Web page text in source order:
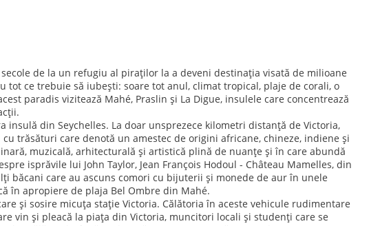
de la un refugiu al piraților la a deveni destinația visată de milioane
tot ce trebuie să iubești: soare tot anul, climat tropical, plaje de corali, o
paradis vizitează Mahé, Praslin și La Digue, insulele care concentrează
din Seychelles. La doar unsprezece kilometri distanță de Victoria,
trăsături care denotă un amestec de origini africane, chineze, indiene și
muzicală, arhitecturală și artistică plină de nuanțe și în care abundă
isprăvile lui John Taylor, Jean François Hodoul - Château Mamelles, din
băcani care au ascuns comori cu bijuterii și monede de aur în unele
în apropiere de plaja Bel Ombre din Mahé.
și sosire micuța stație Victoria. Călătoria în aceste vehicule rudimentare
vin și pleacă la piața din Victoria, muncitori locali și studenți care se